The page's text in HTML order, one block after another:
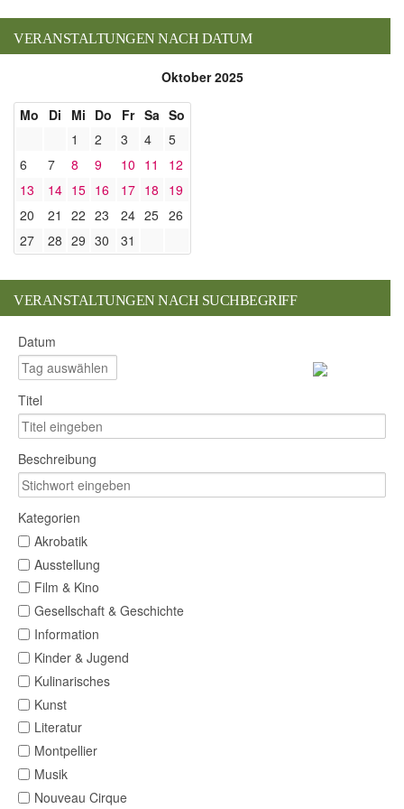
VERANSTALTUNGEN NACH DATUM
Oktober 2025
Mo Di Mi Do Fr Sa So
1
2 3 4
5
6
7 8 9 10 11
12
13
14 15 16 17 18
19
20
21 22 23 24 25 26
27
28 29 30 31
VERANSTALTUNGEN NACH SUCHBEGRIFF
Datum
Titel
Beschreibung
Kategorien
Akrobatik
Ausstellung
Film & Kino
Gesellschaft & Geschichte
Information
Kinder & Jugend
Kulinarisches
Kunst
Literatur
Montpellier
Musik
Nouveau Cirque